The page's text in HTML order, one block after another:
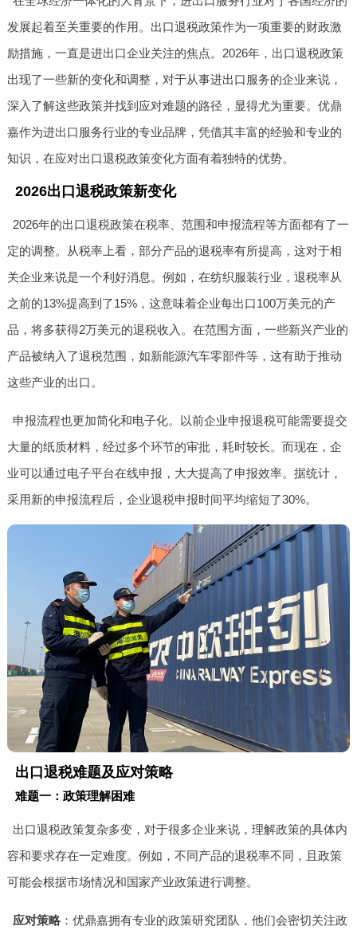
发展起着至关重要的作用。出口退税政策作为一项重要的财政激
励措施，一直是进出口企业关注的焦点。2026年，出口退税政策
出现了一些新的变化和调整，对于从事进出口服务的企业来说，
深入了解这些政策并找到应对难题的路径，显得尤为重要。优鼎
嘉作为进出口服务行业的专业品牌，凭借其丰富的经验和专业的
知识，在应对出口退税政策变化方面有着独特的优势。
2026出口退税政策新变化
2026年的出口退税政策在税率、范围和申报流程等方面都有了一
定的调整。从税率上看，部分产品的退税率有所提高，这对于相
关企业来说是一个利好消息。例如，在纺织服装行业，退税率从
之前的13%提高到了15%，这意味着企业每出口100万美元的产
品，将多获得2万美元的退税收入。在范围方面，一些新兴产业的
产品被纳入了退税范围，如新能源汽车零部件等，这有助于推动
这些产业的出口。
申报流程也更加简化和电子化。以前企业申报退税可能需要提交
大量的纸质材料，经过多个环节的审批，耗时较长。而现在，企
业可以通过电子平台在线申报，大大提高了申报效率。据统计，
采用新的申报流程后，企业退税申报时间平均缩短了30%。
出口退税难题及应对策略
难题一：政策理解困难
出口退税政策复杂多变，对于很多企业来说，理解政策的具体内
容和要求存在一定难度。例如，不同产品的退税率不同，且政策
可能会根据市场情况和国家产业政策进行调整。
应对策略 ：优鼎嘉拥有专业的政策研究团队，他们会密切关注政